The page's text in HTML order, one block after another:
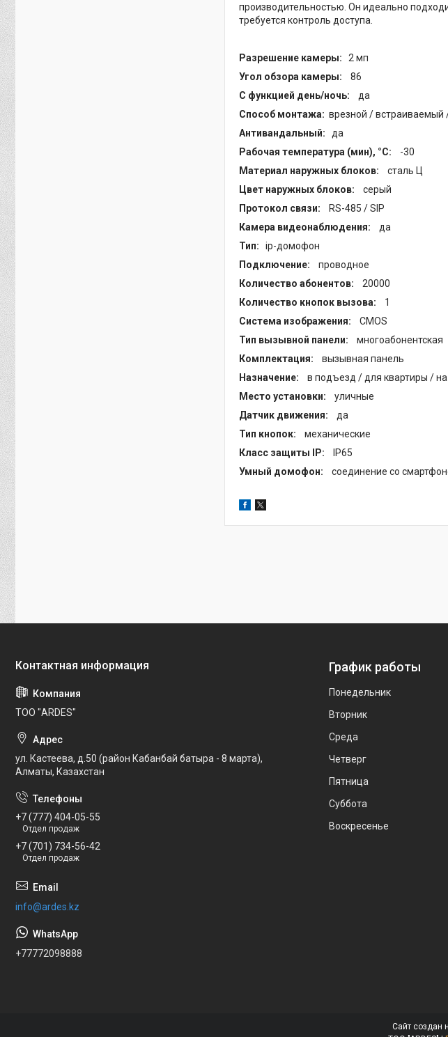
производительностью. Он идеально
требуется контроль доступа.
Разрешение камеры:
2 мп
Угол обзора камеры:
86
С функцией день/ночь:
да
Способ монтажа: врезной / встраиваемый
Антивандальный:
да
Рабочая температура (мин), °C:
-30
Материал наружных блоков:
сталь Ц
Цвет наружных блоков:
серый
Протокол связи:
RS-485 / SIP
Камера видеонаблюдения:
да
Тип:
ip-домофон
Подключение:
проводное
Количество абонентов:
20000
Количество кнопок вызова:
1
Система изображения:
CMOS
Тип вызывной панели:
многоабонентская
Комплектация:
вызывная панель
Назначение: в подъезд / для квартиры /
Место установки:
уличные
Датчик движения:
да
Тип кнопок:
механические
Класс защиты IP:
IP65
Умный домофон: соединение со
ТОО "ARDES"
ул. Кастеева, д.50 (район Кабанбай батыра - 8 марта),
Алматы, Казахстан
+7 (777) 404-05-55
Отдел продаж
+7 (701) 734-56-42
Отдел продаж
info@ardes.kz
+77772098888
График работы
Понедельник
Вторник
Среда
Четверг
Пятница
Суббота
Воскресенье
Сайт создан